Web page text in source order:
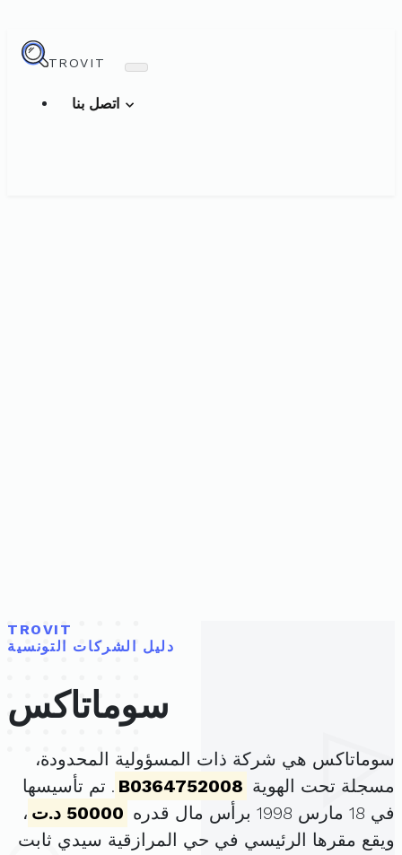
TROVIT
TROVIT
دليل الشركات التونسية
سوماتاكس
سوماتاكس هي شركة ذات المسؤولية المحدودة،
مسجلة تحت الهوية B0364752008 . تم تأسيسها
في 18 مارس 1998 برأس مال قدره
50000 د.ت
،
ويقع مقرها الرئيسي في حي المرازقية سيدي ثابت